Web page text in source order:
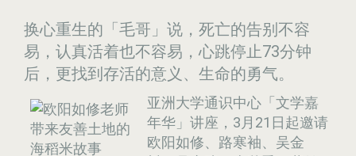
换心重生的「毛哥」说，死亡的告别不容
易，认真活着也不容易，心跳停止73分钟
后，更找到存活的意义、生命的勇气。
亚洲大学通识中心「文学嘉
年华」讲座，3月21日起邀请
欧阳如修、路寒袖、吴金